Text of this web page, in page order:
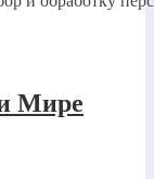
Мире